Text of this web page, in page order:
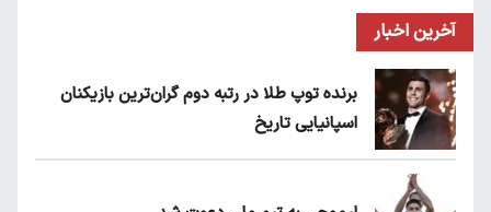
آخرین اخبار
برنده توپ طلا در رتبه دوم گران‌ترین بازیکنان
اسپانیایی تاریخ